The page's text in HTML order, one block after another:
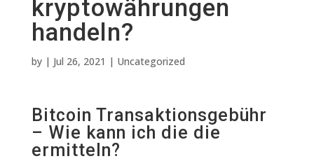
kryptowährungen
handeln?
by | Jul 26, 2021 | Uncategorized
Bitcoin Transaktionsgebühr
– Wie kann ich die die
ermitteln?